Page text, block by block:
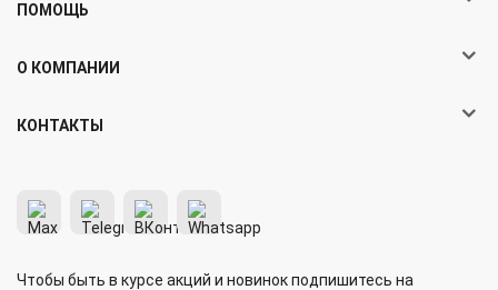
КОНТАКТЫ
ПОМОЩЬ
О КОМПАНИИ
Чтобы быть в курсе акций и новинок подпишитесь на